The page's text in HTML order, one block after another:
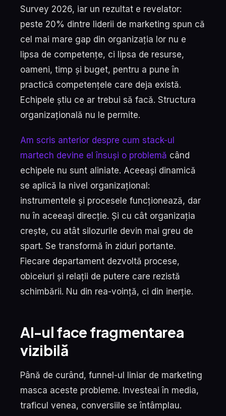
Survey 2026, iar un rezultat e revelator:
peste 20% dintre liderii de marketing spun că
cel mai mare gap din organizația lor nu e
lipsa de competențe, ci lipsa de resurse,
oameni, timp și buget, pentru a pune în
practică competențele care deja există.
Echipele știu ce ar trebui să facă. Structura
organizațională nu le permite.
Am scris anterior despre cum stack-ul
martech devine el însuși o problemă când
echipele nu sunt aliniate. Aceeași dinamică
se aplică la nivel organizațional:
instrumentele și procesele funcționează, dar
nu în aceeași direcție. Și cu cât organizația
crește, cu atât silozurile devin mai greu de
spart. Se transformă în ziduri portante.
Fiecare departament dezvoltă procese,
obiceiuri și relații de putere care rezistă
schimbării. Nu din rea-voință, ci din inerție.
AI-ul face fragmentarea
vizibilă
Până de curând, funnel-ul liniar de marketing
masca aceste probleme. Investeai în media,
traficul venea, conversiile se întâmplau.